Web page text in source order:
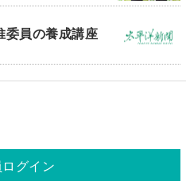
委員の養成講座
グイン